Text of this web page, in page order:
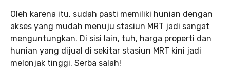
Oleh karena itu, sudah pasti memiliki hunian dengan
akses yang mudah menuju stasiun MRT jadi sangat
menguntungkan. Di sisi lain, tuh, harga properti dan
hunian yang dijual di sekitar stasiun MRT kini jadi
melonjak tinggi. Serba salah!